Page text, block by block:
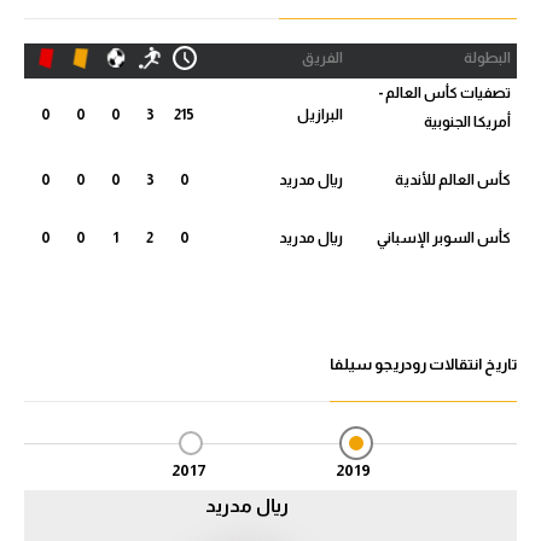
الدوري السعودي للمحترفين
دوري أبطال أوروبا
الدوري المصري
البطولة الفريق
تصفيات كأس العالم -
أمريكا الجنوبية
البرازيل 215
3
0
0
0
كأس العالم للأندية ريال مدريد 0
3
0
0
0
كأس السوبر الإسباني ريال مدريد 0
2
1
0
0
تاريخ انتقالات رودريجو سيلفا
2019
2017
ريال مدريد